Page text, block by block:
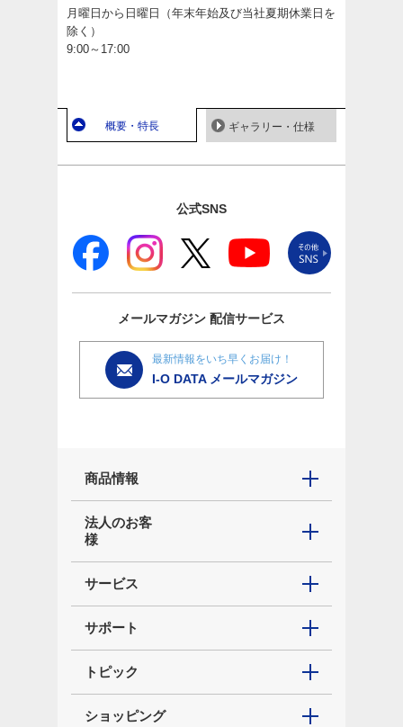
月曜日から日曜日（年末年始及び当社夏期休業日を
除く）
9:00～17:00
概要・特長 ギャラリー・仕様
公式SNS
メールマガジン 配信サービス
最新情報をいち早くお届け！
I-O DATA メールマガジン
商品情報
法人のお客
様
サービス
サポート
トピック
ショッピング